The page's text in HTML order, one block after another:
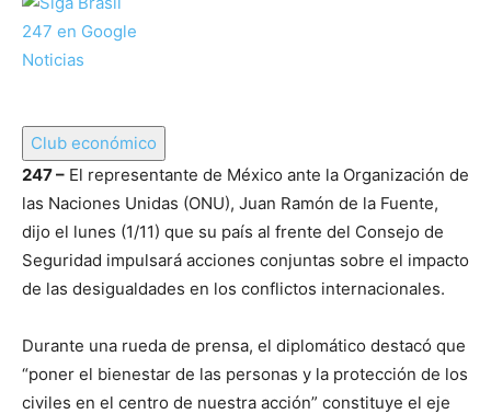
Club económico
247 – El representante de México ante la Organización de
las Naciones Unidas (ONU), Juan Ramón de la Fuente,
dijo el lunes (1/11) que su país al frente del Consejo de
Seguridad impulsará acciones conjuntas sobre el impacto
de las desigualdades en los conflictos internacionales.
Durante una rueda de prensa, el diplomático destacó que
“poner el bienestar de las personas y la protección de los
civiles en el centro de nuestra acción” constituye el eje